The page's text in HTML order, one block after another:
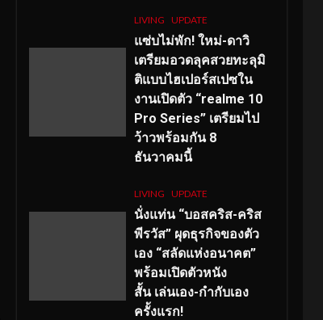
LIVING UPDATE
แซ่บไม่พัก! ใหม่-ดาวิ
เตรียมอวดลุคสวยทะลุมิ
ติแบบไฮเปอร์สเปซใน
งานเปิดตัว “realme 10
Pro Series” เตรียมไป
ว้าวพร้อมกัน 8
ธันวาคมนี้
LIVING UPDATE
นั่งแท่น “บอสคริส-คริส
พีรวัส” ผุดธุรกิจของตัว
เอง “สลัดแห่งอนาคต”
พร้อมเปิดตัวหนัง
สั้น เล่นเอง-กำกับเอง
ครั้งแรก!